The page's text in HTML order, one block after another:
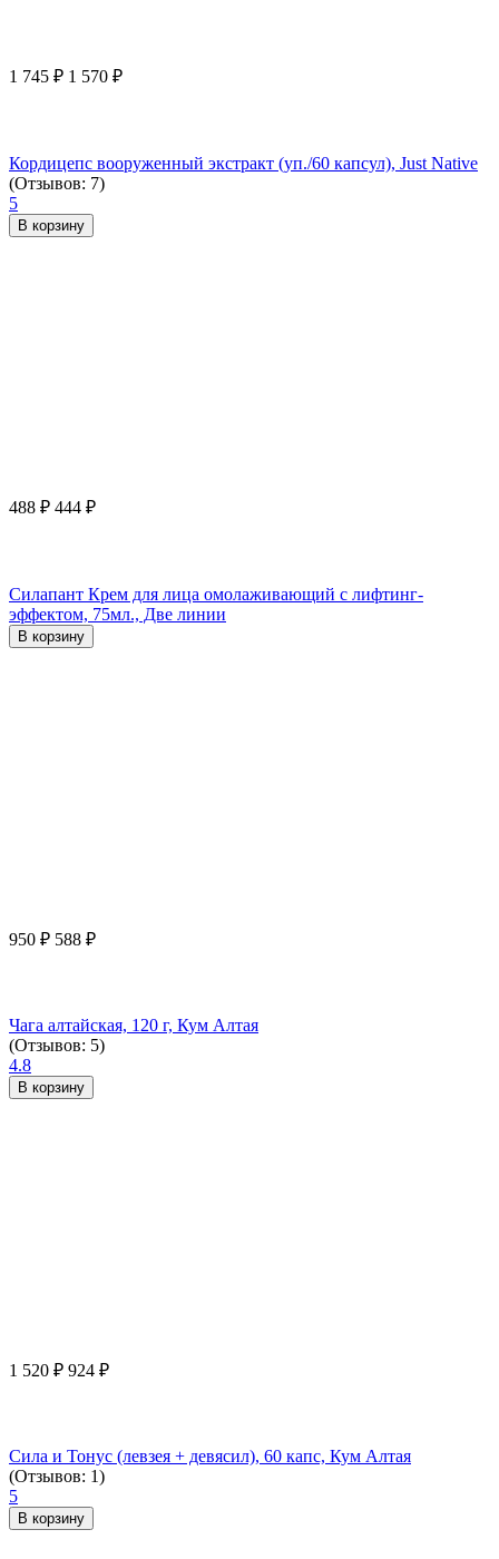
1 745 ₽ 1 570 ₽
Кордицепс вооруженный экстракт (уп./60 капсул), Just Native
(Отзывов: 7)
5
В корзину
488 ₽ 444 ₽
Силапант Крем для лица омолаживающий с лифтинг-
эффектом, 75мл., Две линии
В корзину
950 ₽ 588 ₽
Чага алтайская, 120 г, Кум Алтая
(Отзывов: 5)
4.8
В корзину
1 520 ₽ 924 ₽
Сила и Тонус (левзея + девясил), 60 капс, Кум Алтая
(Отзывов: 1)
5
В корзину